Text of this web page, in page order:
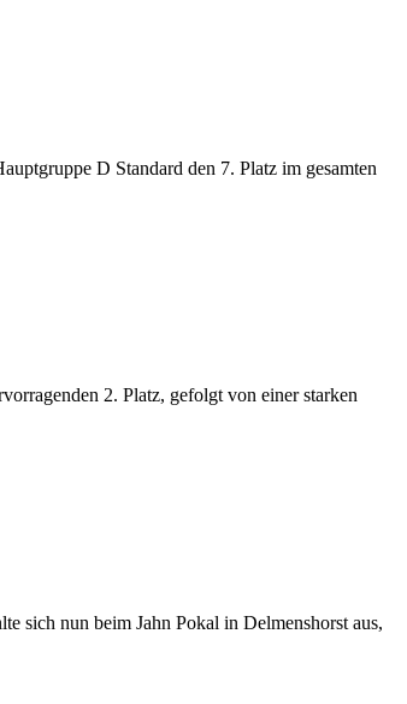
D Standard den 7. Platz im gesamten
2. Platz, gefolgt von einer starken
sich nun beim Jahn Pokal in Delmenshorst aus,